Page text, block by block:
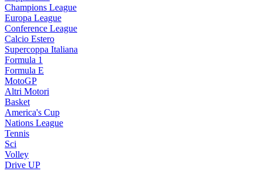
Champions League
Europa League
Conference League
Calcio Estero
Supercoppa Italiana
Formula 1
Formula E
MotoGP
Altri Motori
Basket
America's Cup
Nations League
Tennis
Sci
Volley
Drive UP